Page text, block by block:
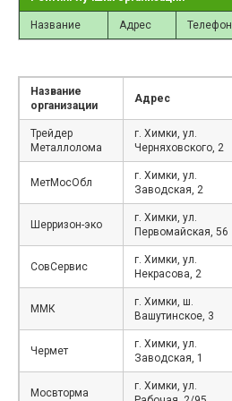
Название Адрес Телефон
Название
организации
Адрес
Трейдер
Металлолома
г. Химки, ул.
Черняховского, 2
МетМосОбл
г. Химки, ул.
Заводская, 2
Шерризон-эко
г. Химки, ул.
Первомайская, 56
СовСервис
г. Химки, ул.
Некрасова, 2
ММК
г. Химки, ш.
Вашутинское, 3
Чермет
г. Химки, ул.
Заводская, 1
Мосвторма
г. Химки, ул.